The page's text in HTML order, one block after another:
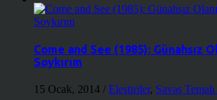
Come and See (1985): Günahsız
Soykırım
15 Ocak, 2014 / Eleştiriler, Savaş